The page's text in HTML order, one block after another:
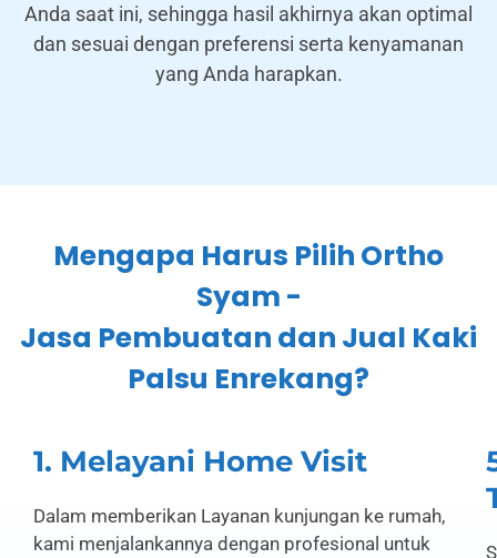
Anda saat ini, sehingga hasil akhirnya akan optimal
dan sesuai dengan preferensi serta kenyamanan
yang Anda harapkan.
Mengapa Harus Pilih Ortho
Syam -
Jasa Pembuatan dan Jual Kaki
Palsu Enrekang?
1. Melayani Home Visit
Dalam memberikan Layanan kunjungan ke rumah,
kami menjalankannya dengan profesional untuk